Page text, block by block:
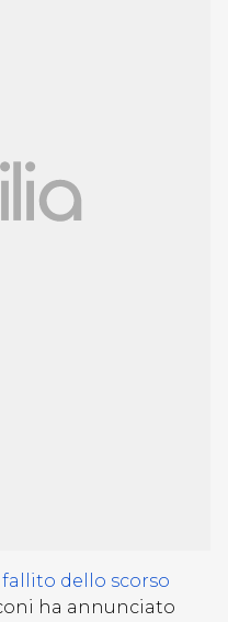
fallito dello scorso
ha annunciato